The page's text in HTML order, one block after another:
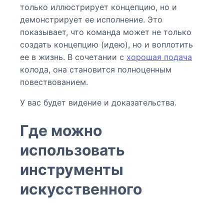
только иллюстрирует концепцию, но и
демонстрирует ее исполнение. Это
показывает, что команда может не только
создать концепцию (идею), но и воплотить
ее в жизнь. В сочетании с хорошая подача
колода, она становится полноценным
повествованием.
У вас будет видение и доказательства.
Где можно
использовать
инструменты
искусственного